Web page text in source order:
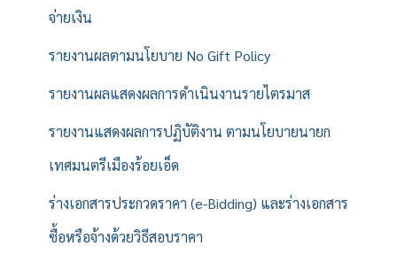
จ่ายเงิน
รายงานผลตามนโยบาย No Gift Policy
รายงานผลแสดงผลการดำเนินงานรายไตรมาส
รายงานแสดงผลการปฏิบัติงาน ตามนโยบายนายก
เทศมนตรีเมืองร้อยเอ็ด
ร่างเอกสารประกวดราคา (e-Bidding) และร่างเอกสาร
ซื้อหรือจ้างด้วยวิธีสอบราคา